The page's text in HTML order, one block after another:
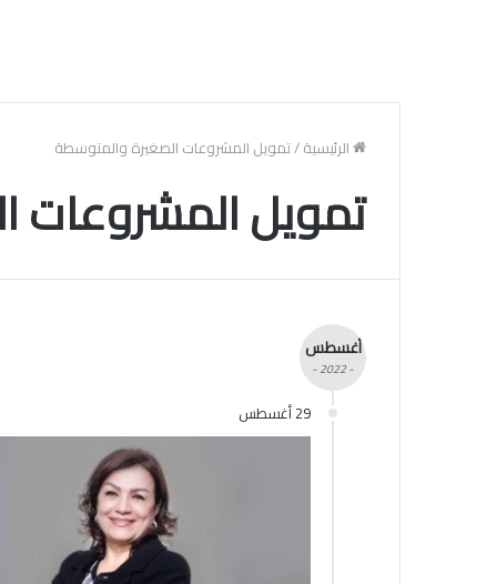
الرئيسية/تمويل المشروعات الصغيرة والمتوسطة
تمويل المشروعات
أغسطس
- 2022 -
29 أغسطس